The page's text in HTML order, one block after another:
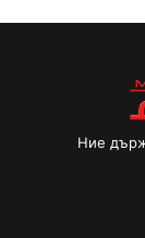
Ние